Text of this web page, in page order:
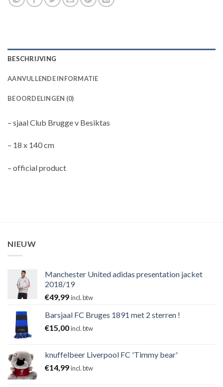
BESCHRIJVING
AANVULLENDE INFORMATIE
BEOORDELINGEN (0)
– sjaal Club Brugge v Besiktas
– 18 x 140 cm
– official product
NIEUW
Manchester United adidas presentation jacket
2018/19
€49,99incl. btw
Barsjaal FC Bruges 1891 met 2 sterren !
€15,00incl. btw
knuffelbeer Liverpool FC 'Timmy bear'
€14,99incl. btw